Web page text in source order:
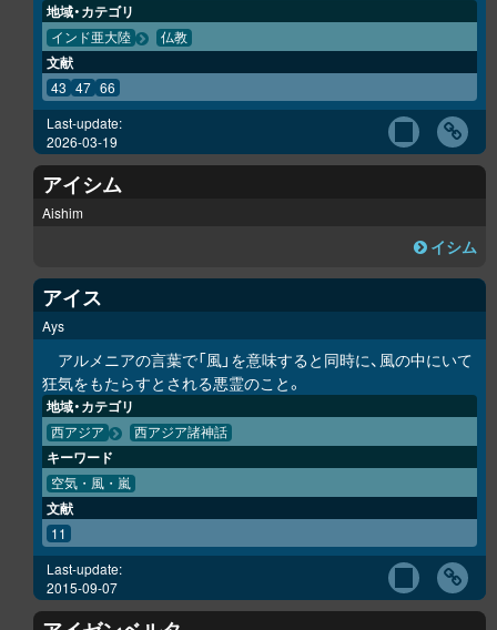
地域・カテゴリ
インド亜大陸 仏教
文献
43 47 66
Last-update:
2026-03-19
アイシム
Aishim
イシム
アイス
Ays
アルメニアの言葉で「風」を意味すると同時に、風の中にいて
狂気をもたらすとされる悪霊のこと。
地域・カテゴリ
西アジア 西アジア諸神話
キーワード
空気・風・嵐
文献
11
Last-update:
2015-09-07